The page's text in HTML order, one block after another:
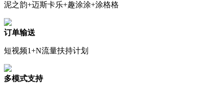
泥之韵+迈斯卡乐+趣涂涂+涂格格
订单输送
短视频1+N流量扶持计划
多模式支持